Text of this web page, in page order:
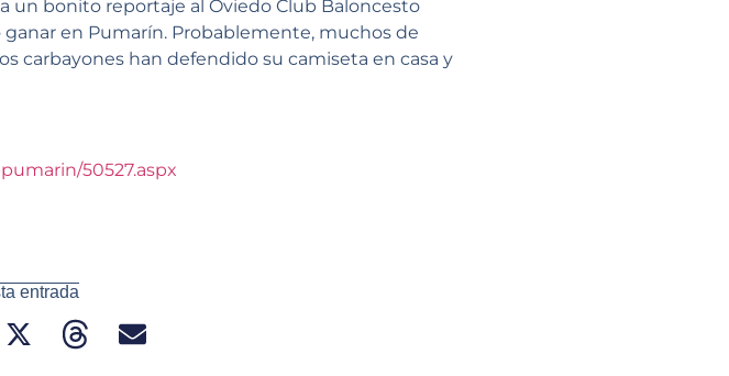
un bonito reportaje al Oviedo Club Baloncesto
en Pumarín. Probablemente, muchos de
carbayones han defendido su camiseta en casa y
50527.aspx
entrada